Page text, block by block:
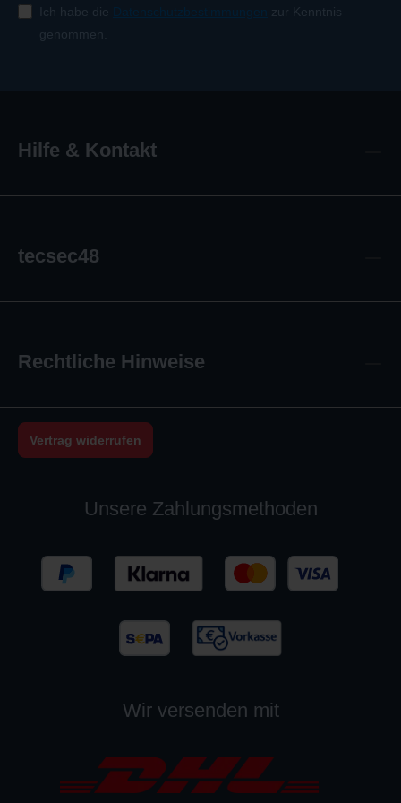
Ich habe die Datenschutzbestimmungen
zur Kenntnis
genommen.
Hilfe & Kontakt
tecsec48
Rechtliche Hinweise
Vertrag widerrufen
Unsere Zahlungsmethoden
Wir versenden mit